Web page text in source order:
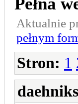
Aktualnie
pełnym
Stron: 1